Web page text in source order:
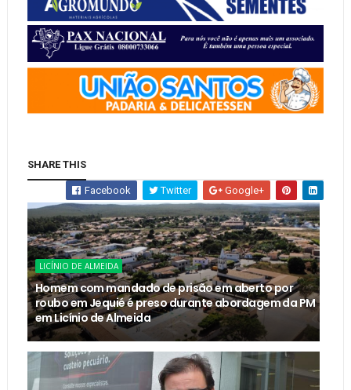
SHARE THIS
Facebook Twitter Google+
LICÍNIO DE ALMEIDA
Homem com mandado de prisão em aberto por
roubo em Jequié é preso durante abordagem da PM
em Licínio de Almeida